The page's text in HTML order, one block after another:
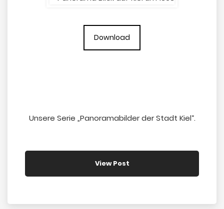
Download
Unsere Serie „Panoramabilder der Stadt Kiel“.
View Post